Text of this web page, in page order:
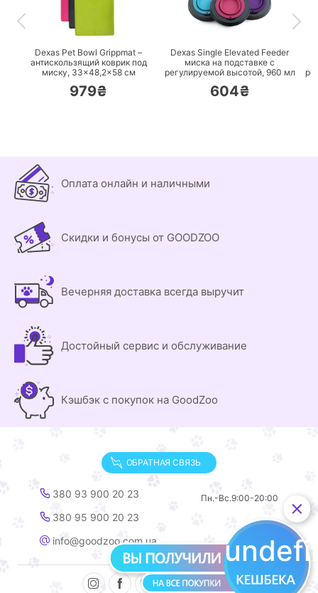
ПЕРЕЙТИ
Dexas Pet Bowl Grippmat –
антискользящий коврик под
миску, 33×48,2×58 см
979₴
ПЕРЕЙТИ
Dexas Single Elevated Feeder
миска на подставке с
регулируемой высотой, 960 мл
604₴
Оплата онлайн и наличными
Скидки и бонусы от GOODZOO
Вечерняя доставка всегда выручит
Достойный сервис и обслуживание
Кэшбэк с покупок на GoodZoo
ОБРАТНАЯ СВЯЗЬ
380 93 900 20 23
380 95 900 20 23
info@goodzoo.com.ua
Пн.-Вс.9:00-20:00